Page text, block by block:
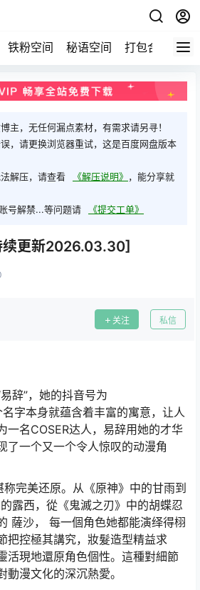
铁粉空间 秘语空间 打包合集 关
主，无任何漏点素材，有需求请另寻！
，请更换浏览器重试，这是百度网盘版本
解压，请查看
《解压说明》 ，能分享就
号解禁...等问题请
《提交工单》
续更新2026.03.30]
关注 私信
辞”，她的抖音号为
字本身就蕴含着丰富的寓意，让人
一名COSER达人，易辞用她的才华
了一个又一个令人惊叹的动漫角
完美还原。从《原神》中的甘雨到
露西，從《鬼滅之刃》中的胡蝶忍
薩沙， 每一個角色她都能演绎得栩
把控極其講究，妝髮造型精益求
活現地還原角色個性。這種對細節
漫文化的深沉熱愛。